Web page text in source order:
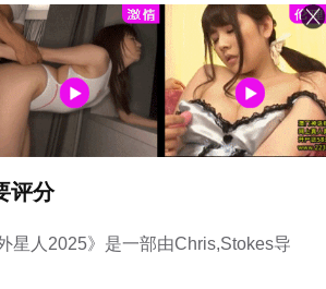
评分
星人2025》是一部由Chris,Stokes导